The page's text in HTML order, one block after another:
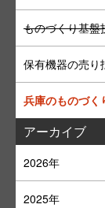
ものづくり基盤
保有機器の売り
兵庫のものづく
アーカイブ
2026年
2025年